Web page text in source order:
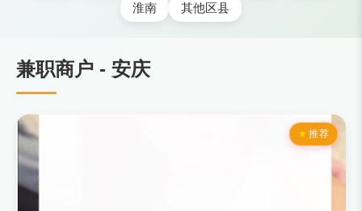
淮南
其他区县
兼职商户 - 安庆
推荐